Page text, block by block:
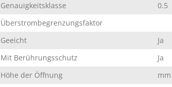
Genauigkeitsklasse
0.5
Überstrombegrenzungsfaktor
Geeicht
Ja
Mit Berührungsschutz
Ja
Höhe der Öffnung
mm